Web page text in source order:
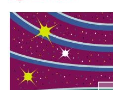
Tottenham Hotspur
all’avanguardia in Europa